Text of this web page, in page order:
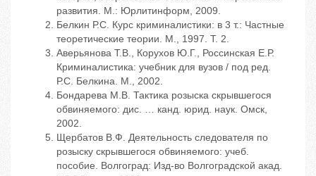
развития. М.: Юрлитинформ, 2009.
Белкин Р.С. Курс криминалистики: в 3 т.: Частные
теоретические теории. М., 1997. Т. 2.
Аверьянова Т.В., Корухов Ю.Г., Россинская Е.Р.
Криминалистика: учебник для вузов / под ред.
Р.С. Белкина. М., 2002.
Бондарева М.В. Тактика розыска скрывшегося
обвиняемого: дис. … канд. юрид. наук. Омск,
2002.
Щербатов В.Ф. Деятельность следователя по
розыску скрывшегося обвиняемого: учеб.
пособие. Волгоград: Изд-во Волгоградской акад.